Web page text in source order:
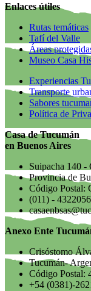
Enlaces útiles
Rutas temáticas
Tafí del Valle
Áreas
Museo Casa
Experiencias
Transporte
Sabores
Política de
Casa de Tucumán
en Buenos Aires
Suipacha 140
Provincia de
Código Postal:
(011) -
Anexo Ente
Crisóstomo
Tucumán-
Código Postal:
+54 (0381)-